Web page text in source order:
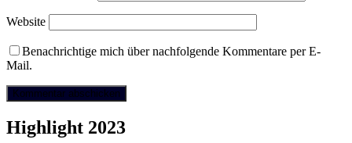
Website
Benachrichtige mich über nachfolgende Kommentare per E-
Mail.
Highlight 2023